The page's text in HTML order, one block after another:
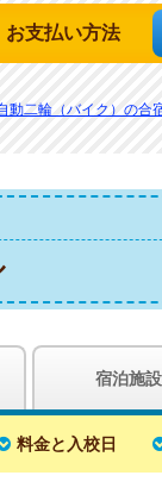
お支払い方法
動二輪（バイク）の合
宿泊施設
料金と入校日